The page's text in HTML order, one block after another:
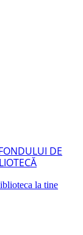
DE
la tine